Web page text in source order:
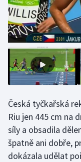
Plavání
Plážový volejbal
Ragby
Rychlobruslení
Rychlostní
Short track
Sportovní střelba
Česká tyčkařská
Riu jen 445 cm na
síly a obsadila
špatně ani dobře,
dokázala udělat